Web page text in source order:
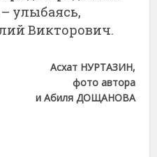
улыбаясь,
Викторович.
Асхат НУРТАЗИН,
фото автора
и Абиля ДОЩАНОВА